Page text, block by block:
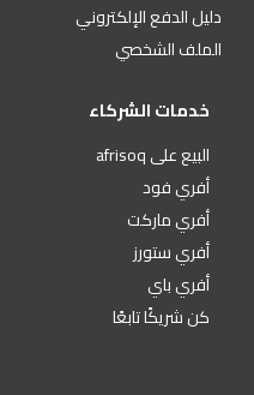
دليل الدفع الإلكتروني
الملف الشخصي
خدمات الشركاء
البيع على afrisoq
أفري فود
أفري ماركت
أفري ستورز
أفري باي
كن شريكًا تابعًا